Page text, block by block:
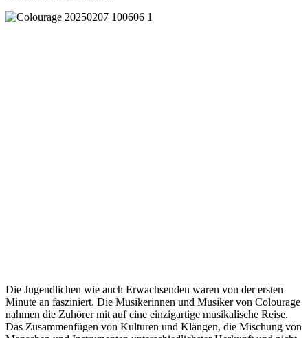
Die Jugendlichen wie auch Erwachsenden waren von der ersten
Minute an fasziniert. Die Musikerinnen und Musiker von Colourage
nahmen die Zuhörer mit auf eine einzigartige musikalische Reise.
Das Zusammenfügen von Kulturen und Klängen, die Mischung von